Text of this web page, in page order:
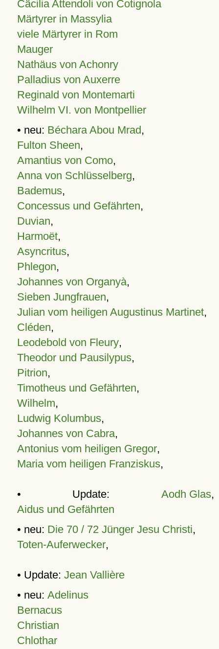
Cäcilia Attendoli von Cotignola
Märtyrer in Massylia
viele Märtyrer in Rom
Mauger
Nathäus von Achonry
Palladius von Auxerre
Reginald von Montemarti
Wilhelm VI. von Montpellier
• neu: Béchara Abou Mrad,
Fulton Sheen,
Amantius von Como,
Anna von Schlüsselberg,
Bademus,
Concessus und Gefährten,
Duvian,
Harmoët,
Asyncritus,
Phlegon,
Johannes von Organyà,
Sieben Jungfrauen,
Julian vom heiligen Augustinus Martinet,
Cléden,
Leodebold von Fleury,
Theodor und Pausilypus,
Pitrion,
Timotheus und Gefährten,
Wilhelm,
Ludwig Kolumbus,
Johannes von Cabra,
Antonius vom heiligen Gregor,
Maria vom heiligen Franziskus,
• Update: Aodh Glas,
Aidus und Gefährten
• neu: Die 70 / 72 Jünger Jesu Christi,
Toten-Auferwecker,
• Update: Jean Vallière
• neu: Adelinus
Bernacus
Christian
Chlothar